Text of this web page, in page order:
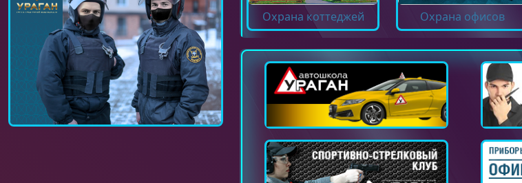
Охрана коттеджей Охрана офисов